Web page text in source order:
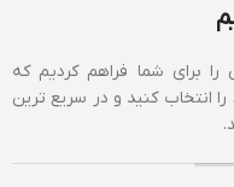
را برای شما فراهم کردیم که
انتخاب کنید و در سریع ترین